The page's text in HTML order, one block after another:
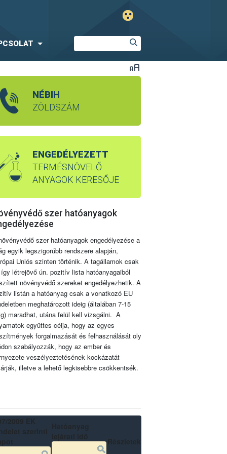
NÉBIH
ZÖLDSZÁM
ENGEDÉLYEZETT
TERMÉSNÖVELŐ
ANYAGOK KERESŐJE
szer hatóanyagok
szer hatóanyagok engedélyezése a
egyik legszigorúbb rendszere alapján,
Uniós szinten történik. A tagállamok csak
létrejövő ún. pozitív lista hatóanyagaiból
növényvédő szereket engedélyezhetik. A
listán a hatóanyag csak a vonatkozó EU
meghatározott ideig (általában 7-15
maradhat, utána felül kell vizsgálni. A
együttes célja, hogy az egyes
forgalmazását és felhasználását oly
szabályozzák, hogy az ember és
veszélyeztetésének kockázatát
illetve a lehető legkisebbre csökkentsék.